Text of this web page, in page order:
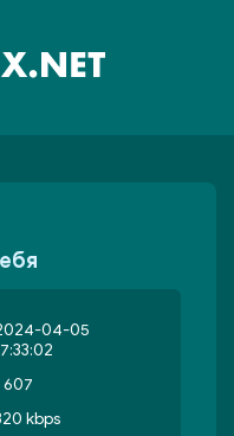
04-05
607
kbps